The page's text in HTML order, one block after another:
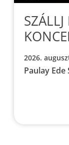
2026.
Paulay Ede